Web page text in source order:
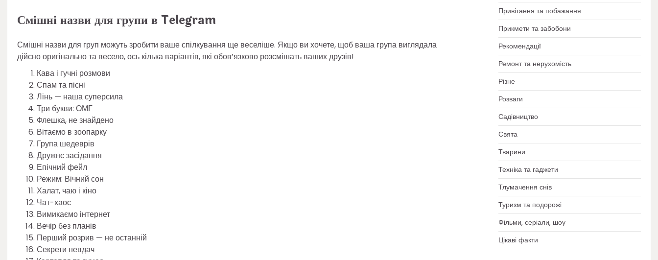
Смішні назви для групи в Telegram
Смішні назви для груп можуть зробити ваше спілкування ще веселіше. Якщо ви хочете, щоб ваша група виглядала
дійсно оригінально та весело, ось кілька варіантів, які обов’язково розсмішать ваших друзів!
Кава і гучні розмови
Спам та пісні
Лінь — наша суперсила
Три букви: ОМГ
Флешка, не знайдено
Вітаємо в зоопарку
Група шедеврів
Дружнє засідання
Епічний фейл
Режим: Вічний сон
Халат, чаю і кіно
Чат-хаос
Вимикаємо інтернет
Вечір без планів
Перший розрив — не останній
Секрети невдач
Привітання та побажання
Прикмети та забобони
Рекомендації
Ремонт та нерухомість
Різне
Розваги
Садівництво
Свята
Тварини
Техніка та гаджети
Тлумачення снів
Туризм та подорожі
Фільми, серіали, шоу
Цікаві факти